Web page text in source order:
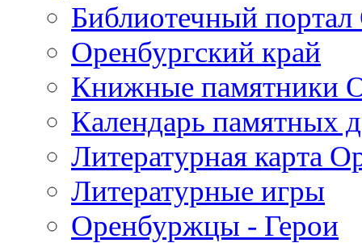
Библиотечный портал
Оренбургский край
Книжные памятники
Календарь памятных
Литературная карта
Литературные игры
Оренбуржцы - Герои